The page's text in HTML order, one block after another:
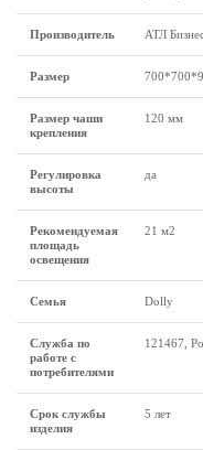
Производитель АТЛ
Размеp
Размер чаши
крепления
120 мм
Регулировка
высоты
да
Рекомендуемая
площадь
освещения
21 м2
Семья Dolly
Служба по
работе с
потребителями
121467,
Срок службы
изделия
5 лет